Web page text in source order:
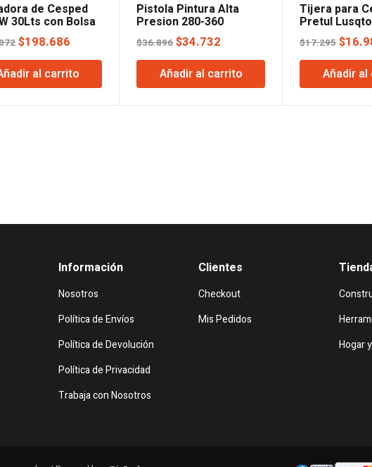
de Cesped
30Lts con Bolsa
El
precio
original
era:
$198.686
precio
actual
es:
al carrito
Pistola Pintura Alta
Presion 280-360
Lusqtoff
$36.896El
precio
original
era:
$34.732
precio
actual
es:
Añadir al carrito
Tijera para
Pretul
$17.295El
era:
$
Añadir
Información
Nosotros
Política de Envíos
Política de Devolución
Política de Privacidad
Trabaja con Nosotros
Clientes
Checkout
Mis Pedidos
Hogar